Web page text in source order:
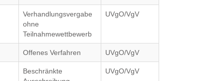
Verhandlungsvergabe
ohne
Teilnahmewettbewerb
UVgO/VgV
Offenes Verfahren UVgO/VgV
Beschränkte
UVgO/VgV